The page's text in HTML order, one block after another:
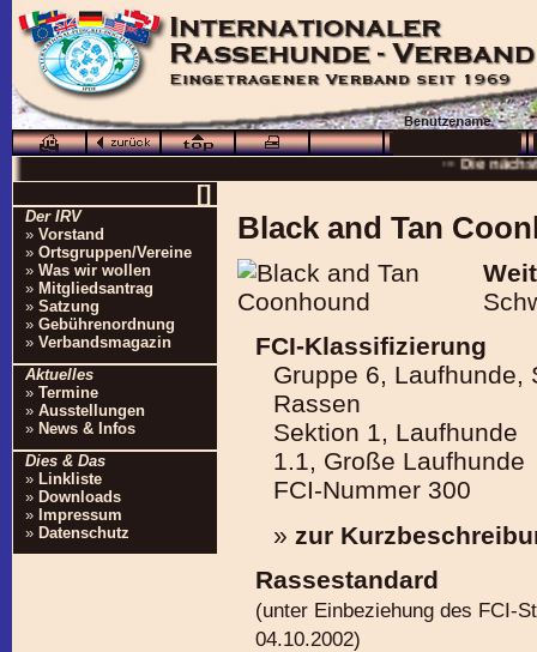
[]
Der IRV
» Vorstand
» Ortsgruppen/Vereine
» Was wir wollen
» Mitgliedsantrag
» Satzung
» Gebührenordnung
» Verbandsmagazin
Aktuelles
» Termine
» Ausstellungen
» News & Infos
Dies & Das
» Linkliste
» Downloads
» Impressum
» Datenschutz
Black and Tan
FCI-Klassifizierung
Gruppe 6, Laufhunde,
Rassen
Sektion 1, Laufhunde
1.1, Große Laufhunde
FCI-Nummer 300
» zur
Rassestandard
(unter Einbeziehung des FCI-
04.10.2002)
···
··· Die
···